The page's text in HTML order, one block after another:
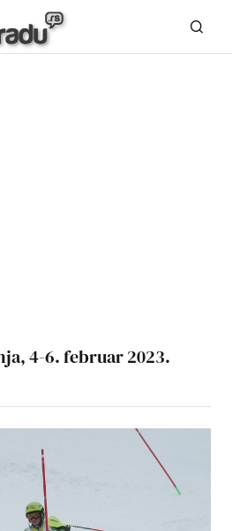
4-6. februar 2023.